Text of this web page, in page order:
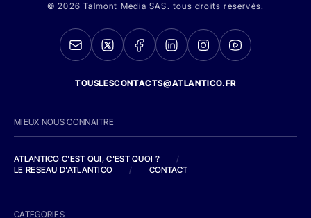
© 2026 Talmont Media SAS. tous droits réservés.
TOUSLESCONTACTS@ATLANTICO.FR
MIEUX NOUS CONNAITRE
ATLANTICO C'EST QUI, C'EST QUOI ?
/
LE RESEAU D'ATLANTICO
/ CONTACT
CATEGORIES